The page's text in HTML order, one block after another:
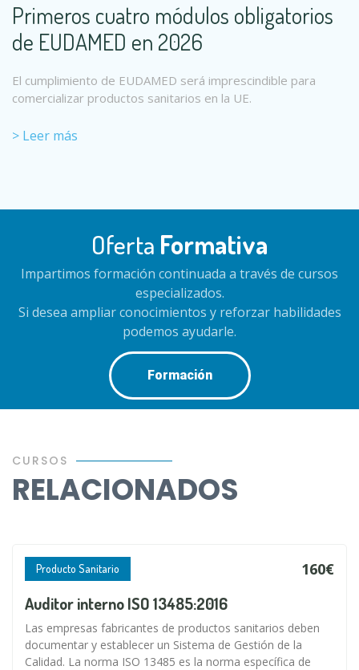
Primeros cuatro módulos obligatorios
de EUDAMED en 2026
El cumplimiento de EUDAMED será imprescindible para
comercializar productos sanitarios en la UE.
> Leer más
Oferta Formativa
Impartimos formación continuada a través de cursos
especializados.
Si desea ampliar conocimientos y reforzar habilidades
podemos ayudarle.
Formación
CURSOS
RELACIONADOS
Producto Sanitario 160€
Auditor interno ISO 13485:2016
Las empresas fabricantes de productos sanitarios deben
documentar y establecer un Sistema de Gestión de la
Calidad. La norma ISO 13485 es la norma específica de